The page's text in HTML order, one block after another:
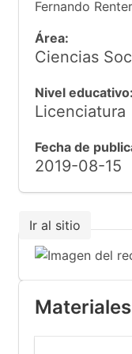
Fernando
Área:
Ciencias
Nivel educativo:
Licenciatura
Fecha de
2019-08-15
Ir al sitio